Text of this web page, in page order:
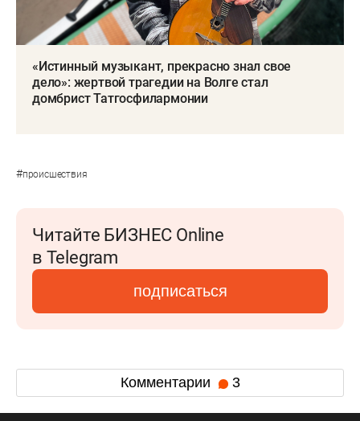
«Истинный музыкант, прекрасно знал свое
дело»: жертвой трагедии на Волге стал
домбрист Татгосфилармонии
#происшествия
Читайте БИЗНЕС Online
в Telegram
подписаться
Комментарии 3